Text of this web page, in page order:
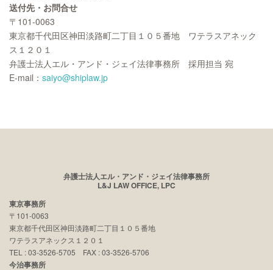
送付先・お問合せ
〒101-0063
東京都千代田区神田淡路町二丁目１０５番地 ワテラスアネック
ス１２０１
弁護士法人エル・アンド・ジェイ法律事務所 採用担当 宛
E-mail： saiyo@shiplaw.jp
弁護士法人エル・アンド・ジェイ法律事務所
L&J LAW OFFICE, LPC
東京事務所
〒101-0063
東京都千代田区神田淡路町二丁目１０５番地
ワテラスアネックス１２０１
TEL : 03-3526-5705 FAX : 03-3526-5706
今治事務所